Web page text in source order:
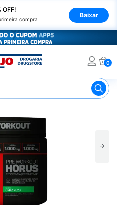
OFF!
compra
Baixar
0
Suplementos Esportivos